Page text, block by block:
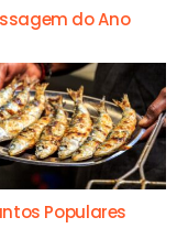
do Ano
Populares